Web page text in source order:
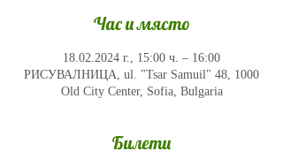
Час и място
18.02.2024 г., 15:00 ч. – 16:00
РИСУВАЛНИЦА, ul. "Tsar Samuil" 48, 1000
Old City Center, Sofia, Bulgaria
Билети